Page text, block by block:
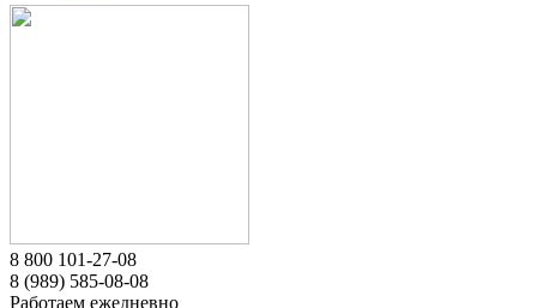
8 800 101-27-08
8 (989) 585-08-08
Работаем ежедневно